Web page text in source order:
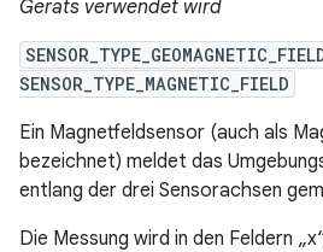
Geräts verwendet wird
SENSOR_TYPE_MAGNETIC_FIELD
Ein Magnetfeldsensor (auch als
bezeichnet) meldet das
entlang der drei Sensorachsen
Die Messung wird in den Feldern